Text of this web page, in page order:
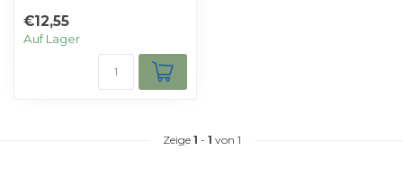
erhalten ...
€12,55
Auf Lager
Zeige 1 - 1 von 1